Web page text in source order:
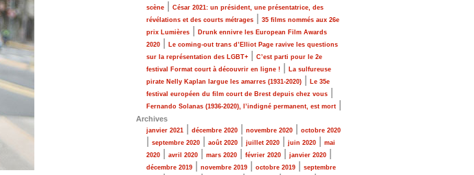
scène
César 2021: un président, une présentatrice, des
révélations et des courts métrages
35 films nommés aux 26e
prix Lumières
Drunk ennivre les European Film Awards
2020
Le coming-out trans d’Elliot Page ravive les questions
sur la représentation des LGBT+
C’est parti pour le 2e
festival Format court à découvrir en ligne !
La sulfureuse
pirate Nelly Kaplan largue les amarres (1931-2020)
Le 35e
festival européen du film court de Brest depuis chez vous
Fernando Solanas (1936-2020), l’indigné permanent, est mort
Archives
janvier 2021 décembre 2020 novembre 2020 octobre 2020
septembre 2020 août 2020 juillet 2020 juin 2020
mai
2020
avril 2020 mars 2020 février 2020 janvier 2020
décembre 2019 novembre 2019 octobre 2019
septembre